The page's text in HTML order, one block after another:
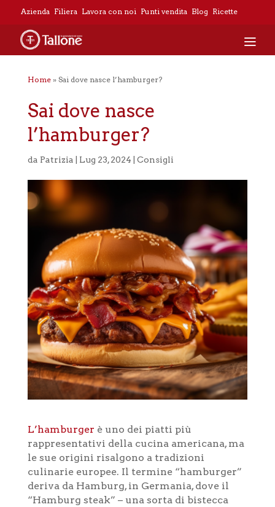
Azienda Filiera Lavora con noi Punti vendita Blog Ricette
Home» Sai dove nasce l’hamburger?
Sai dove nasce
l’hamburger?
da Patrizia Lug 23, 2024 Consigli
L’hamburger è uno dei piatti più
rappresentativi della cucina americana, ma
le sue origini risalgono a tradizioni
culinarie europee. Il termine “hamburger”
deriva da Hamburg, in Germania, dove il
“Hamburg steak” – una sorta di bistecca